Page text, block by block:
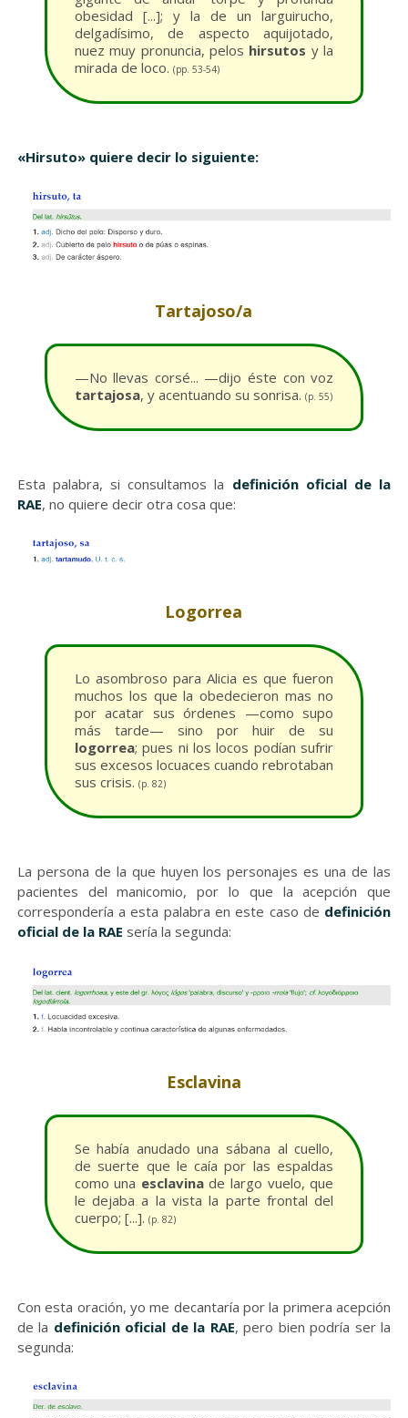
obesidad [...]; y la de un larguirucho,
delgadísimo, de aspecto aquijotado,
nuez muy pronuncia, pelos hirsutos y la
mirada de loco. (pp. 53-54)
«Hirsuto» quiere decir lo siguiente:
Tartajoso/a
—No llevas corsé... —dijo éste con voz
tartajosa, y acentuando su sonrisa. (p. 55)
Esta palabra, si consultamos la definición oficial de la
RAE, no quiere decir otra cosa que:
Logorrea
Lo asombroso para Alicia es que fueron
muchos los que la obedecieron mas no
por acatar sus órdenes —como supo
más tarde— sino por huir de su
logorrea; pues ni los locos podían sufrir
sus excesos locuaces cuando rebrotaban
sus crisis. (p. 82)
La persona de la que huyen los personajes es una de las
pacientes del manicomio, por lo que la acepción que
correspondería a esta palabra en este caso de definición
oficial de la RAE sería la segunda:
Esclavina
Se había anudado una sábana al cuello,
de suerte que le caía por las espaldas
como una esclavinade largo vuelo, que
le dejaba a la vista la parte frontal del
cuerpo; [...]. (p. 82)
Con esta oración, yo me decantaría por la primera acepción
de la definición oficial de la RAE, pero bien podría ser la
segunda: